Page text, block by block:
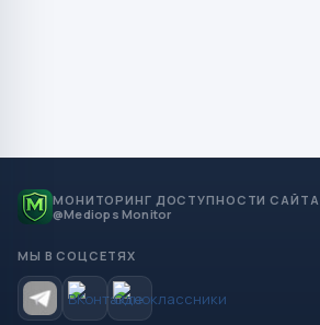
МОНИТОРИНГ ДОСТУПНОСТИ САЙТА
@Mediops Monitor
МЫ В СОЦСЕТЯХ